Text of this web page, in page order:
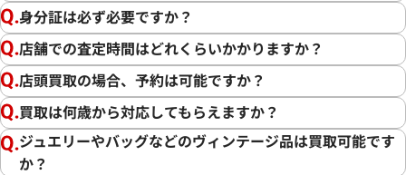
身分証は必ず必要ですか？
店舗での査定時間はどれくらいかかりますか？
店頭買取の場合、予約は可能ですか？
買取は何歳から対応してもらえますか？
ジュエリーやバッグなどのヴィンテージ品は買取可能です
か？